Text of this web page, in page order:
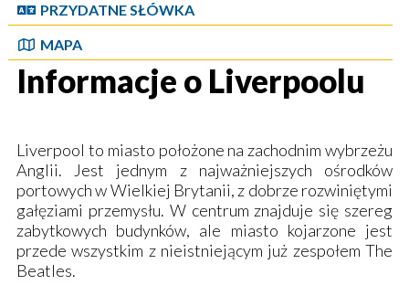
PRZYDATNE SŁÓWKA
MAPA
Informacje o Liverpoolu
Liverpool to miasto położone na zachodnim wybrzeżu
Anglii. Jest jednym z najważniejszych ośrodków
portowych w Wielkiej Brytanii, z dobrze rozwiniętymi
gałęziami przemysłu. W centrum znajduje się szereg
zabytkowych budynków, ale miasto kojarzone jest
przede wszystkim z nieistniejącym już zespołem The
Beatles.